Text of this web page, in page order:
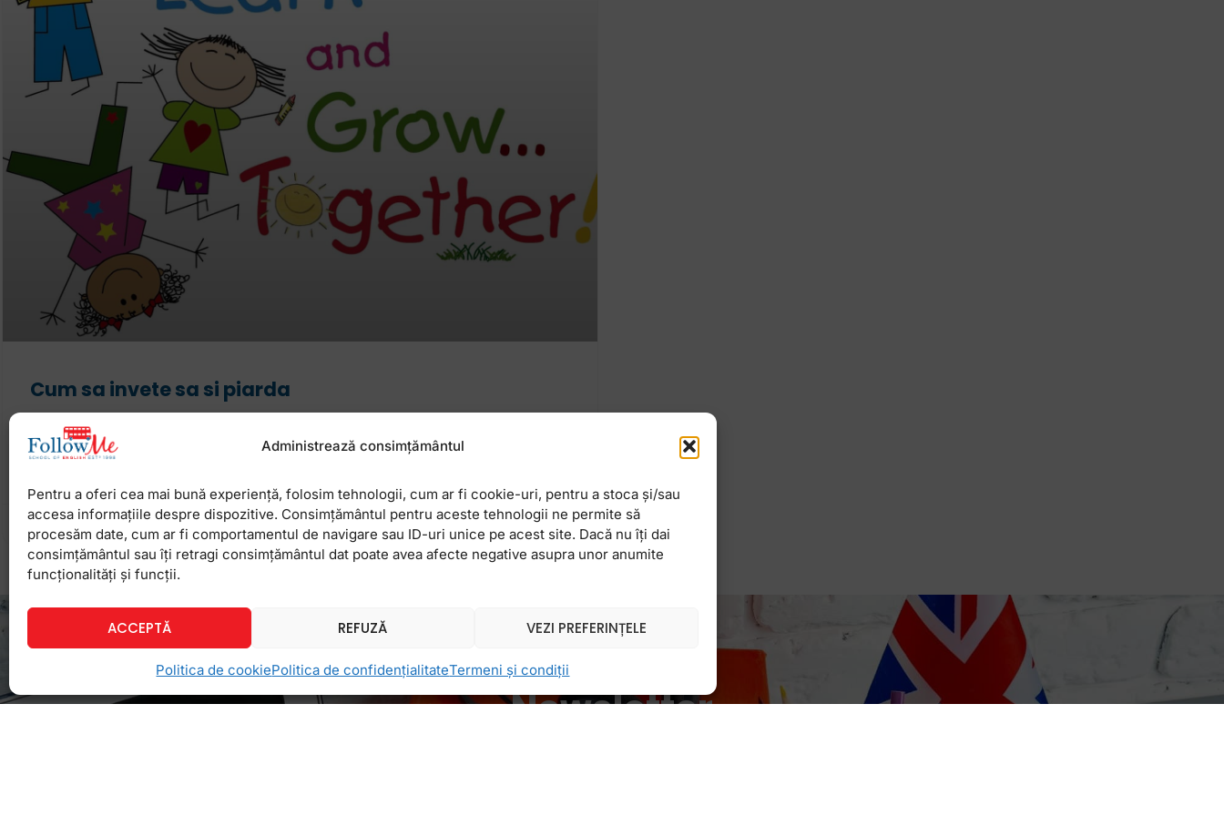
Administrează consimțământul
Pentru a oferi cea mai bună experiență, folosim tehnologii, cum ar fi cookie-uri, pentru a stoca și/sau
accesa informațiile despre dispozitive. Consimțământul pentru aceste tehnologii ne permite să
procesăm date, cum ar fi comportamentul de navigare sau ID-uri unice pe acest site. Dacă nu îți dai
consimțământul sau îți retragi consimțământul dat poate avea afecte negative asupra unor anumite
funcționalități și funcții.
ACCEPTĂ REFUZĂ VEZI PREFERINȚELE
Politica de cookiePolitica de confidențialitateTermeni și condiții
Cum sa invete sa si piarda
copiiilor. Nu numai ca le mentine vie atentia si ii distreaza, dar le
29 septembrie 2011 Niciun comentariu
Newsletter